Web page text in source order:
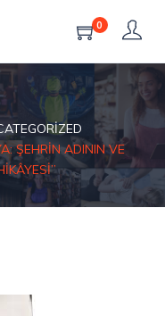
0
ŞEHRIN ADININ VE